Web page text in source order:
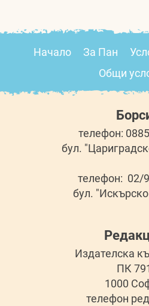
Начало За Пан
Общи
телефон:
бул.
телефон: 02/
бул.
Издателска
ПК
1000
телефон